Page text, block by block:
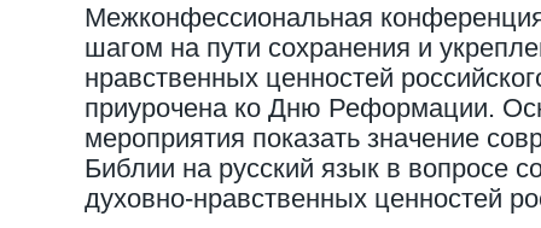
Межконфессиональная
шагом на пути сохранения и
нравственных ценностей
приурочена ко Дню Реформации.
мероприятия показать значение
Библии на русский язык в вопросе
духовно-нравственных ценностей